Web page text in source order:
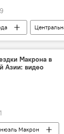
Макрона в
Азии: видео
Макрон